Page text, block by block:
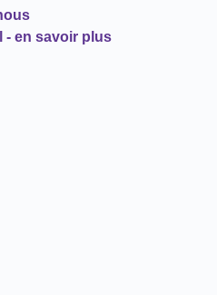
- en savoir plus